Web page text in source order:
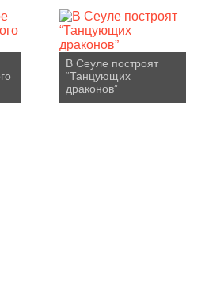
В Сеуле построят
“Танцующих
драконов”